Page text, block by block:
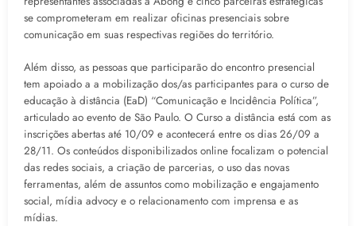
se comprometeram em realizar oficinas presenciais sobre
comunicação em suas respectivas regiões do território.
Além disso, as pessoas que participarão do encontro presencial
tem apoiado a a mobilização dos/as participantes para o curso de
educação à distância (EaD) “Comunicação e Incidência Política”,
articulado ao evento de São Paulo. O Curso a distância está com as
inscrições abertas até 10/09 e acontecerá entre os dias 26/09 a
28/11. Os conteúdos disponibilizados online focalizam o potencial
das redes sociais, a criação de parcerias, o uso das novas
ferramentas, além de assuntos como mobilização e engajamento
social, mídia advocy e o relacionamento com imprensa e as
mídias.